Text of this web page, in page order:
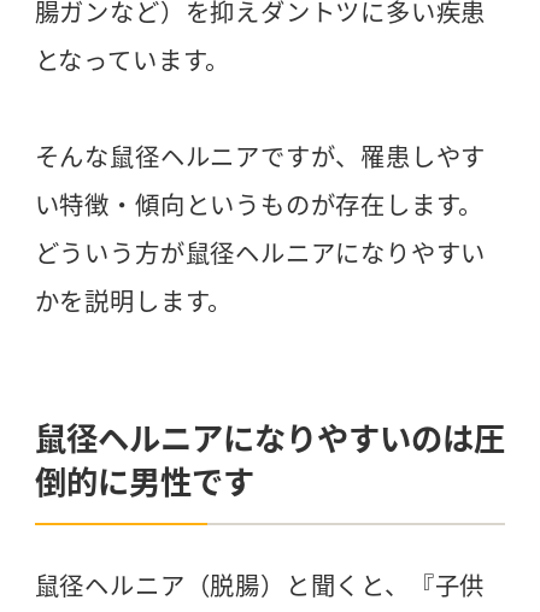
腸ガンなど）を抑えダントツに多い疾患
となっています。
そんな鼠径ヘルニアですが、罹患しやす
い特徴・傾向というものが存在します。
どういう方が鼠径ヘルニアになりやすい
かを説明します。
鼠径ヘルニアになりやすいのは圧
倒的に男性です
鼠径ヘルニア（脱腸）と聞くと、『子供